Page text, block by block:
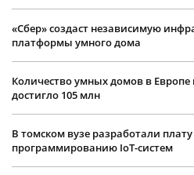
«Сбер» создаст независимую
платформы умного дома
Количество умных домов в
достигло 105 млн
В томском вузе разработали
программированию IoT-систем